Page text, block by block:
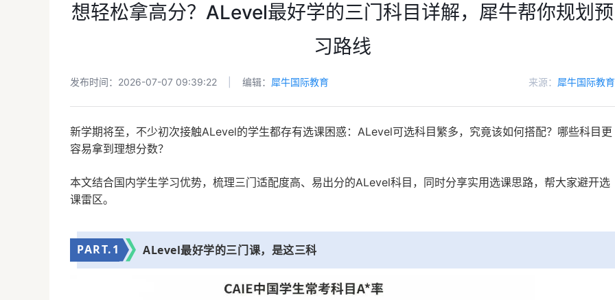
想轻松拿高分？ALevel最好学的三门科目详解，犀牛帮你规划预
习路线
发布时间：2026-07-07 09:39:22 编辑： 犀牛国际教育 来源： 犀牛国际教育
新学期将至，不少初次接触ALevel的学生都存有选课困惑：ALevel可选科目繁多，究竟该如何搭配？哪些科目更
容易拿到理想分数？
本文结合国内学生学习优势，梳理三门适配度高、易出分的ALevel科目，同时分享实用选课思路，帮大家避开选
课雷区。
PART.1 ALevel最好学的三门课，是这三科